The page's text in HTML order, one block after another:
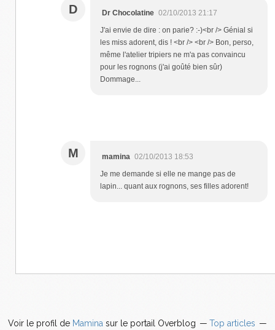
D Dr Chocolatine 02/10/2013 21:17
J'ai envie de dire : on parie? :-)<br /> Génial si
les miss adorent, dis ! <br /> <br /> Bon, perso,
même l'atelier tripiers ne m'a pas convaincu
pour les rognons (j'ai goûté bien sûr)
Dommage...
M mamina 02/10/2013 18:53
Je me demande si elle ne mange pas de
lapin... quant aux rognons, ses filles adorent!
Voir le profil de Mamina sur le portail Overblog
Top articles